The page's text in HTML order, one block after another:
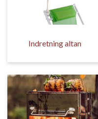
Indretning altan